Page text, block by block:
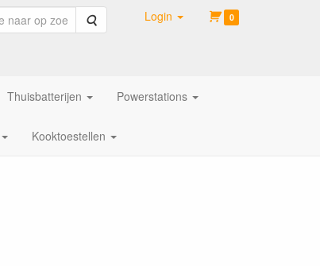
Zoeken Login 0
Thuisbatterijen Powerstations
Kooktoestellen